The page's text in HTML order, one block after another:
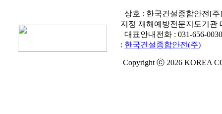
상호 : 한국건설종합안전[
지정 재해예방전문지도기관
대표안내전화 : 031-656-0030
: 한국건설종합안전(주)
Copyright ⓒ 2026 KOREA